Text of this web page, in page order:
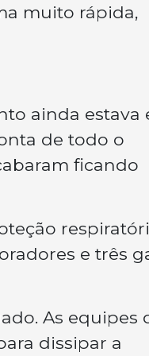
muito rápida,
ainda estava
de todo o
ficando
e três
As equipes
dissipar a